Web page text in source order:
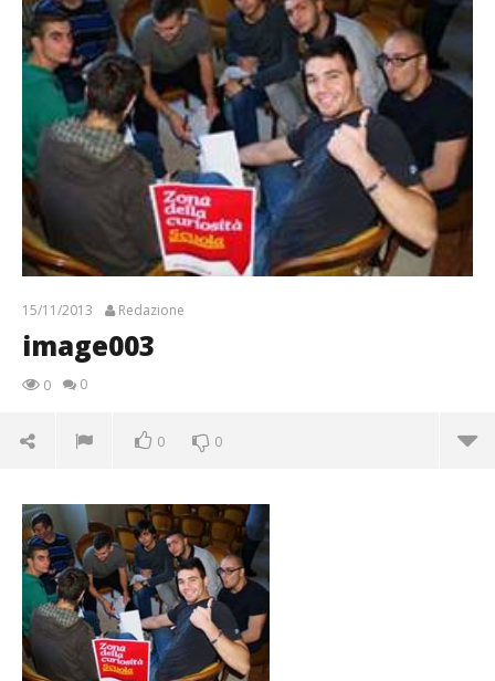
15/11/2013 Redazione
image003
0 0
0 0
15/11/2013
Redazione